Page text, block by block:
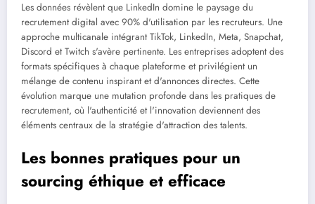
Les données révèlent que LinkedIn domine le paysage du
recrutement digital avec 90% d'utilisation par les recruteurs. Une
approche multicanale intégrant TikTok, LinkedIn, Meta, Snapchat,
Discord et Twitch s'avère pertinente. Les entreprises adoptent des
formats spécifiques à chaque plateforme et privilégient un
mélange de contenu inspirant et d'annonces directes. Cette
évolution marque une mutation profonde dans les pratiques de
recrutement, où l'authenticité et l'innovation deviennent des
éléments centraux de la stratégie d'attraction des talents.
Les bonnes pratiques pour un
sourcing éthique et efficace